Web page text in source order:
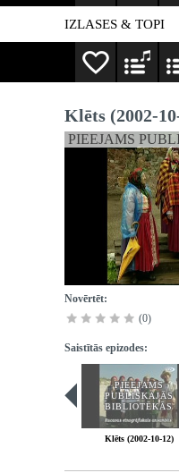
IZLASES & TOPI
Klēts (2002-
PIEEJAMS
Novērtēt:
(0)
Saistītās epizodes:
PIEEJAMS
PUBLISKAJĀS
BIBLIOTĒKĀS
Klēts (2002-10-12)